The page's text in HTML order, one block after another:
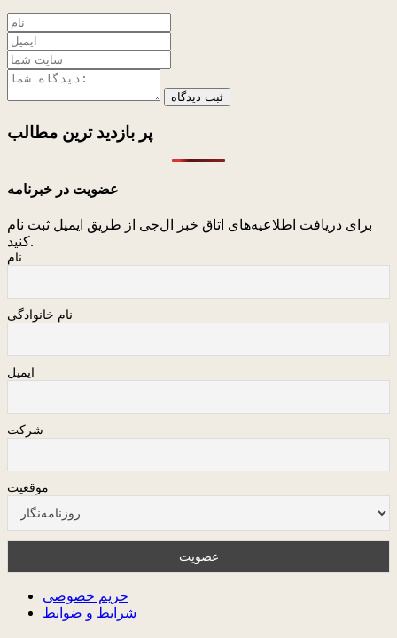
ثبت دیدگاه
پر بازدید ترین مطالب
عضویت در خبرنامه
برای دریافت اطلاعیه‌های اتاق خبر ال‌جی از طریق ایمیل ثبت نام
کنید.
نام
نام خانوادگی
ایمیل
شرکت
موقعیت
حریم خصوصی
شرایط و ضوابط